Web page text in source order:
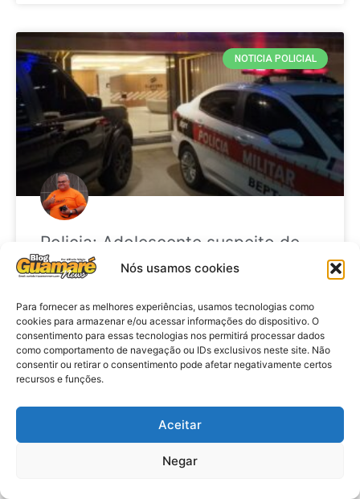
Nós usamos cookies
Para fornecer as melhores experiências, usamos tecnologias como
cookies para armazenar e/ou acessar informações do dispositivo. O
consentimento para essas tecnologias nos permitirá processar dados
como comportamento de navegação ou IDs exclusivos neste site. Não
consentir ou retirar o consentimento pode afetar negativamente certos
recursos e funções.
Aceitar
Negar
NOTICIA POLICIAL
Policia: Adolescente suspeito de
matar homem em hotel chega a
João Pessoa, após se apresentar
à polícia no RN
VER MATÉRIA »
28 de julho de 2026